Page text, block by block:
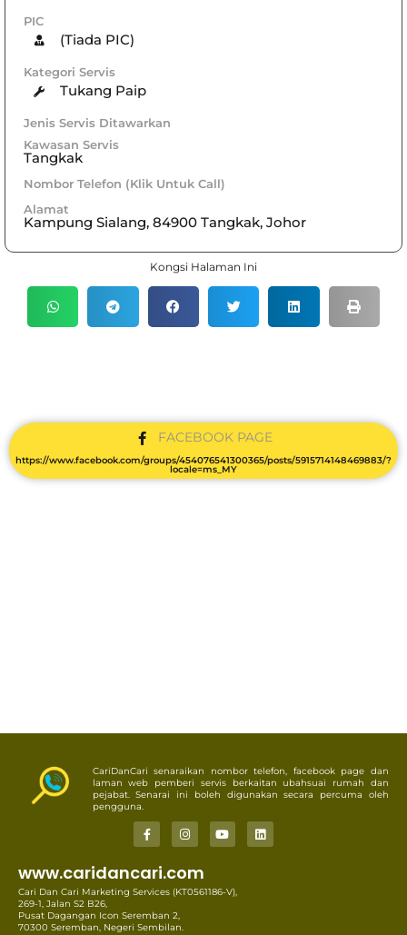
PIC
(Tiada PIC)
Kategori Servis
Tukang Paip
Jenis Servis Ditawarkan
Kawasan Servis
Tangkak
Nombor Telefon (Klik Untuk Call)
Alamat
Kampung Sialang, 84900 Tangkak, Johor
Kongsi Halaman Ini
FACEBOOK PAGE
https://www.facebook.com/groups/454076541300365/posts/5915714148469883/?
locale=ms_MY
CariDanCari senaraikan nombor telefon, facebook page dan
laman web pemberi servis berkaitan ubahsuai rumah dan
pejabat. Senarai ini boleh digunakan secara percuma oleh
pengguna.
www.caridancari.com
Cari Dan Cari Marketing Services (KT0561186-V),
269-1, Jalan S2 B26,
Pusat Dagangan Icon Seremban 2,
70300 Seremban, Negeri Sembilan.